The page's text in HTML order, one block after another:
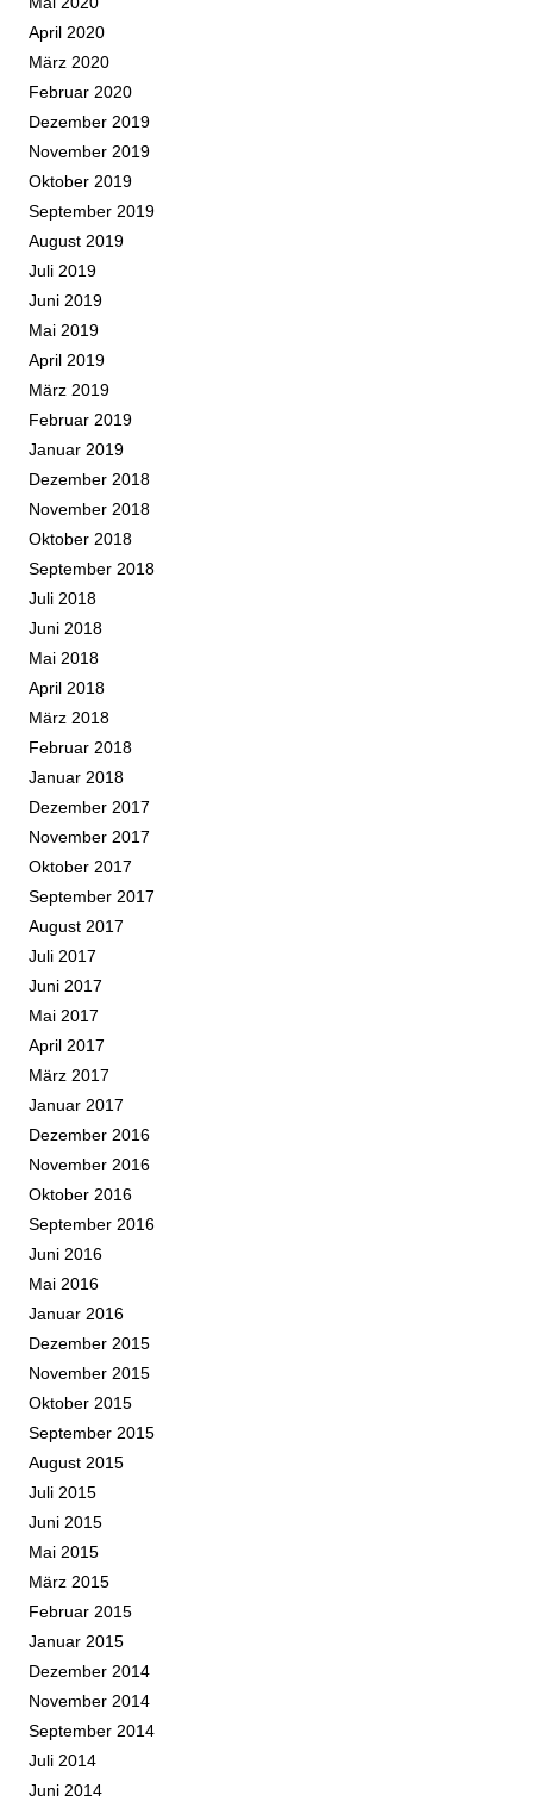
April 2020
März 2020
Februar 2020
Dezember 2019
November 2019
Oktober 2019
September 2019
August 2019
Juli 2019
Juni 2019
Mai 2019
April 2019
März 2019
Februar 2019
Januar 2019
Dezember 2018
November 2018
Oktober 2018
September 2018
Juli 2018
Juni 2018
Mai 2018
April 2018
März 2018
Februar 2018
Januar 2018
Dezember 2017
November 2017
Oktober 2017
September 2017
August 2017
Juli 2017
Juni 2017
Mai 2017
April 2017
März 2017
Januar 2017
Dezember 2016
November 2016
Oktober 2016
September 2016
Juni 2016
Mai 2016
Januar 2016
Dezember 2015
November 2015
Oktober 2015
September 2015
August 2015
Juli 2015
Juni 2015
Mai 2015
März 2015
Februar 2015
Januar 2015
Dezember 2014
November 2014
September 2014
Juli 2014
Juni 2014